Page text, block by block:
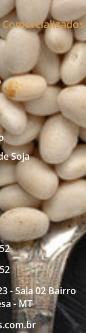
Soja
- Sala 02 Bairro
- MT